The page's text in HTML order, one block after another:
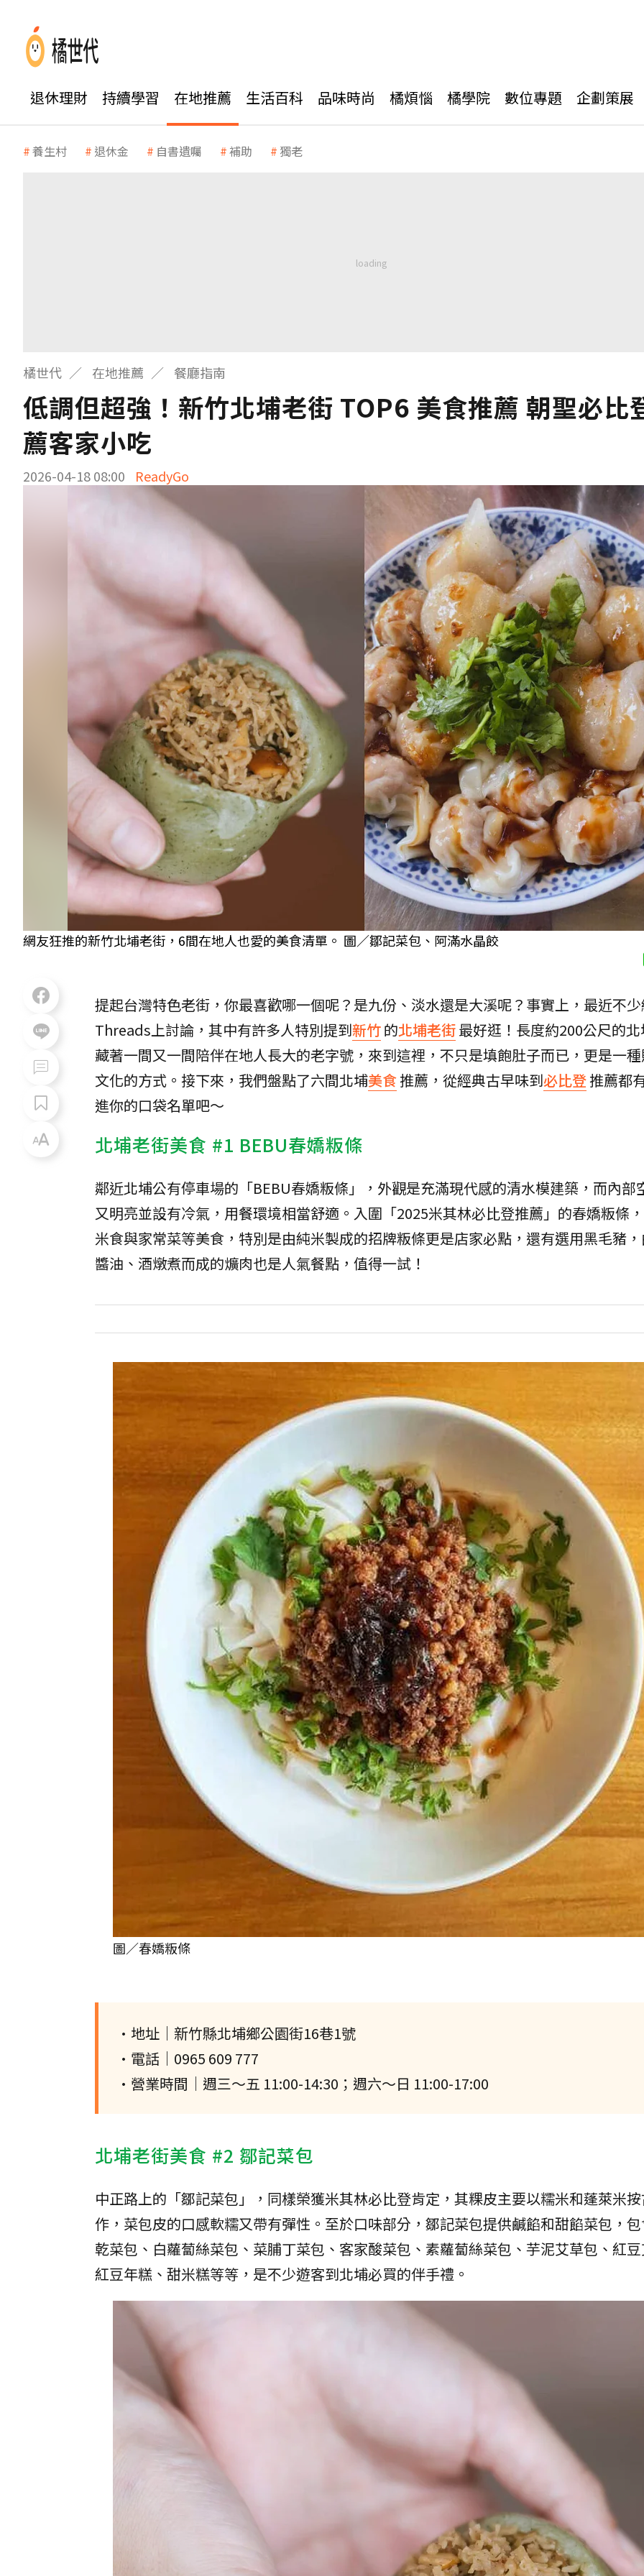
退休理財 持續學習 在地推薦 生活百科 品味時尚 橘煩惱 橘學院 數位專題 企劃策展
養生村 退休金 自書遺囑 補助 獨老
橘世代 在地推薦 餐廳指南
低調但超強！新竹北埔老街 TOP6 美食推薦 朝聖必比
薦客家小吃
2026-04-18 08:00 ReadyGo
網友狂推的新竹北埔老街，6間在地人也愛的美食清單。 圖／鄒記菜包、阿滿水晶餃
提起台灣特色老街，你最喜歡哪一個呢？是九份、淡水還是大溪呢？事實上，最近不
Threads上討論，其中有許多人特別提到新竹的北埔老街最好逛！長度約200公尺的
藏著一間又一間陪伴在地人長大的老字號，來到這裡，不只是填飽肚子而已，更是一
文化的方式。接下來，我們盤點了六間北埔美食推薦，從經典古早味到必比登推薦都
進你的口袋名單吧～
北埔老街美食 #1 BEBU春嬌粄條
鄰近北埔公有停車場的「BEBU春嬌粄條」，外觀是充滿現代感的清水模建築，而內部
又明亮並設有冷氣，用餐環境相當舒適。入圍「2025米其林必比登推薦」的春嬌粄條
米食與家常菜等美食，特別是由純米製成的招牌粄條更是店家必點，還有選用黑毛豬
醬油、酒燉煮而成的爌肉也是人氣餐點，值得一試！
圖／春嬌粄條
•地址｜新竹縣北埔鄉公園街16巷1號
•電話｜0965 609 777
•營業時間｜週三～五 11:00-14:30；週六～日 11:00-17:00
北埔老街美食 #2 鄒記菜包
中正路上的「鄒記菜包」，同樣榮獲米其林必比登肯定，其粿皮主要以糯米和蓬萊米
作，菜包皮的口感軟糯又帶有彈性。至於口味部分，鄒記菜包提供鹹餡和甜餡菜包，
乾菜包、白蘿蔔絲菜包、菜脯丁菜包、客家酸菜包、素蘿蔔絲菜包、芋泥艾草包、紅
紅豆年糕、甜米糕等等，是不少遊客到北埔必買的伴手禮。